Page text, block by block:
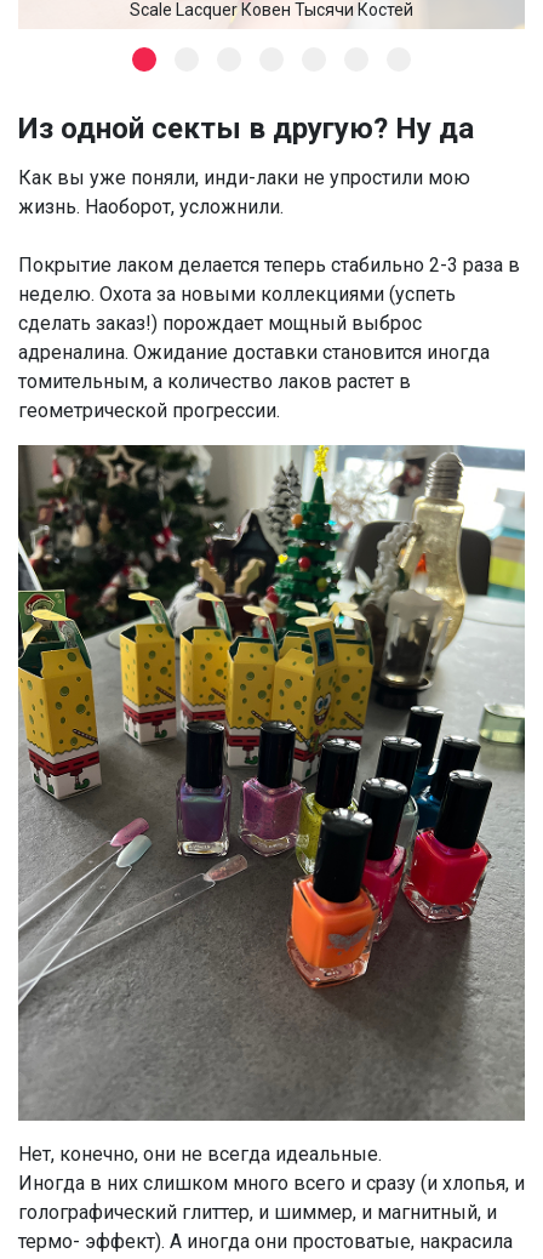
Scale Lacquer Ковен Тысячи Костей
Из одной секты в другую? Ну да
Как вы уже поняли, инди-лаки не упростили мою
жизнь. Наоборот, усложнили.
Покрытие лаком делается теперь стабильно 2-3 раза в
неделю. Охота за новыми коллекциями (успеть
сделать заказ!) порождает мощный выброс
адреналина. Ожидание доставки становится иногда
томительным, а количество лаков растет в
геометрической прогрессии.
Нет, конечно, они не всегда идеальные.
Иногда в них слишком много всего и сразу (и хлопья, и
голографический глиттер, и шиммер, и магнитный, и
термо- эффект). А иногда они простоватые, накрасила